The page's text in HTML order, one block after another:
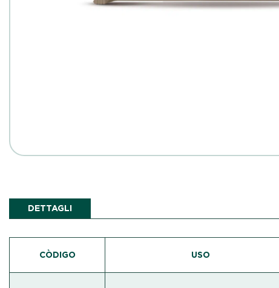
DETTAGLI
CÒDIGO USO